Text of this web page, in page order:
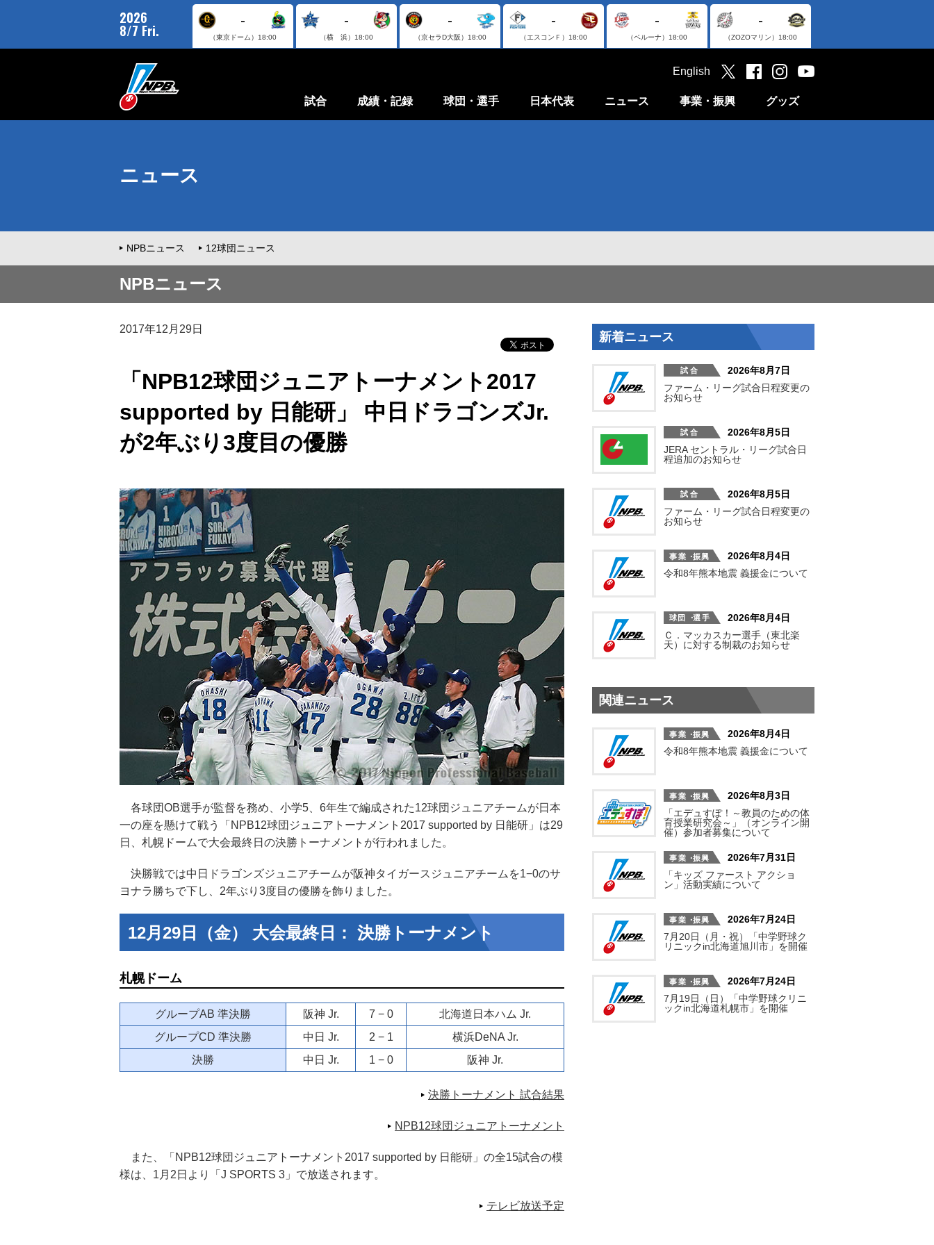
2026
8/7 Fri.
-
（東京ドーム） 18:00
-
（横 浜） 18:00
-
（京セラD大阪） 18:00
-
（エスコンＦ） 18:00
-
（ベルーナ） 18:00
-
（ZOZOマリン） 18:00
試合 成績・記録 球団・選手 日本代表 ニュース 事業・振興 グッズ
English
ニュース
NPBニュース 12球団ニュース
NPBニュース
2017年12月29日
「NPB12球団ジュニアトーナメント2017
supported by 日能研」 中日ドラゴンズJr.
が2年ぶり3度目の優勝
各球団OB選手が監督を務め、小学5、6年生で編成された12球団ジュニアチームが日本
一の座を懸けて戦う「NPB12球団ジュニアトーナメント2017 supported by 日能研」は29
日、札幌ドームで大会最終日の決勝トーナメントが行われました。
決勝戦では中日ドラゴンズジュニアチームが阪神タイガースジュニアチームを1−0のサ
ヨナラ勝ちで下し、2年ぶり3度目の優勝を飾りました。
12月29日（金） 大会最終日： 決勝トーナメント
札幌ドーム
グループAB 準決勝 阪神 Jr. 7 − 0
北海道日本ハム Jr.
グループCD 準決勝
中日 Jr. 2 − 1
横浜DeNA Jr.
決勝
中日 Jr. 1 − 0 阪神 Jr.
決勝トーナメント 試合結果
NPB12球団ジュニアトーナメント
また、「NPB12球団ジュニアトーナメント2017 supported by 日能研」の全15試合の模
様は、1月2日より「J SPORTS 3」で放送されます。
テレビ放送予定
新着ニュース
2026年8月7日
ファーム・リーグ試合日程変更の
お知らせ
2026年8月5日
JERA セントラル・リーグ試合日
程追加のお知らせ
2026年8月5日
ファーム・リーグ試合日程変更の
お知らせ
2026年8月4日
令和8年熊本地震 義援金について
2026年8月4日
Ｃ．マッカスカー選手（東北楽
天）に対する制裁のお知らせ
関連ニュース
2026年8月4日
令和8年熊本地震 義援金について
2026年8月3日
「エデュすぽ！～教員のための体
育授業研究会～」（オンライン開
催）参加者募集について
2026年7月31日
「キッズ ファースト アクショ
ン」活動実績について
2026年7月24日
7月20日（月・祝）「中学野球ク
リニックin北海道旭川市」を開催
2026年7月24日
7月19日（日）「中学野球クリニ
ックin北海道札幌市」を開催